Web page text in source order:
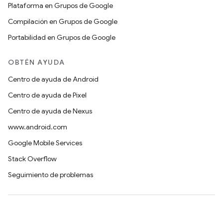
Plataforma en Grupos de Google
Compilación en Grupos de Google
Portabilidad en Grupos de Google
OBTÉN AYUDA
Centro de ayuda de Android
Centro de ayuda de Pixel
Centro de ayuda de Nexus
www.android.com
Google Mobile Services
Stack Overflow
Seguimiento de problemas